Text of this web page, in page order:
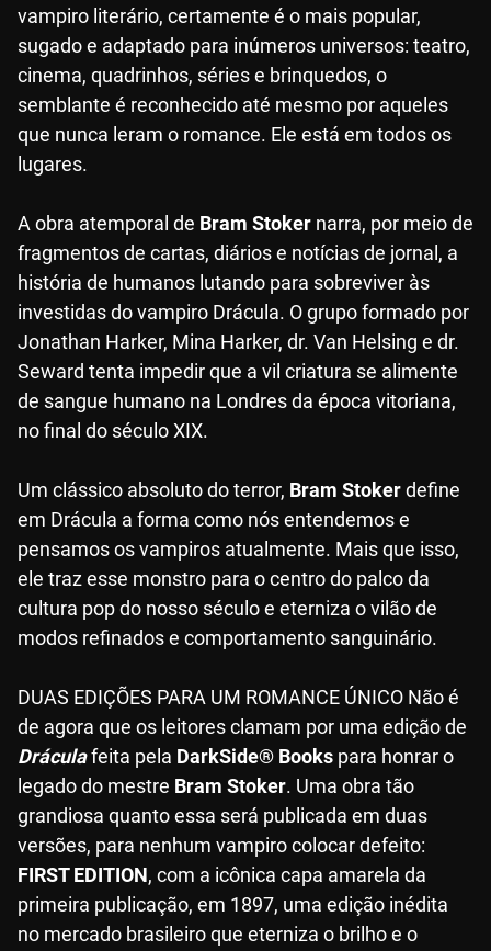
vampiro literário, certamente é o mais popular,
sugado e adaptado para inúmeros universos: teatro,
cinema, quadrinhos, séries e brinquedos, o
semblante é reconhecido até mesmo por aqueles
que nunca leram o romance. Ele está em todos os
lugares.
A obra atemporal de Bram Stoker narra, por meio de
fragmentos de cartas, diários e notícias de jornal, a
história de humanos lutando para sobreviver às
investidas do vampiro Drácula. O grupo formado por
Jonathan Harker, Mina Harker, dr. Van Helsing e dr.
Seward tenta impedir que a vil criatura se alimente
de sangue humano na Londres da época vitoriana,
no final do século XIX.
Um clássico absoluto do terror, Bram Stokerdefine
em Drácula a forma como nós entendemos e
pensamos os vampiros atualmente. Mais que isso,
ele traz esse monstro para o centro do palco da
cultura pop do nosso século e eterniza o vilão de
modos refinados e comportamento sanguinário.
DUAS EDIÇÕES PARA UM ROMANCE ÚNICO Não é
de agora que os leitores clamam por uma edição de
Dráculafeita pela DarkSide® Books para honrar o
legado do mestre Bram Stoker. Uma obra tão
grandiosa quanto essa será publicada em duas
versões, para nenhum vampiro colocar defeito:
FIRST EDITION, com a icônica capa amarela da
primeira publicação, em 1897, uma edição inédita
no mercado brasileiro que eterniza o brilho e o